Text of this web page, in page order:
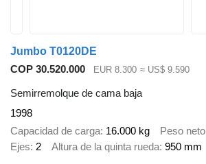
Jumbo T0120DE
COP 30.520.000
EUR 8.300 ≈ US$ 9.590
Semirremolque de cama baja
1998
Capacidad de carga 16.000 kg Peso neto
Ejes 2 Altura de la quinta rueda 950 mm